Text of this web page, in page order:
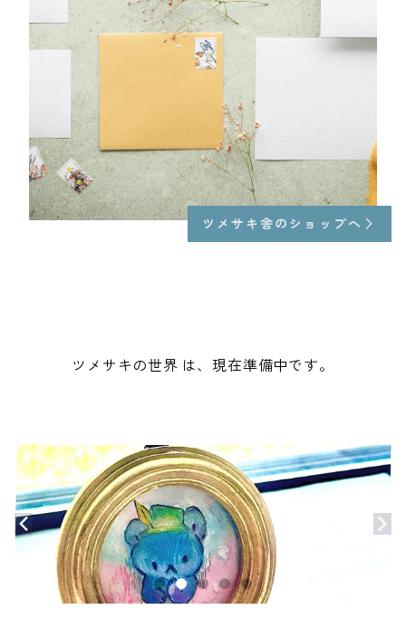
ツメサキ舎のショップへ
ツメサキの世界 は、現在準備中です。